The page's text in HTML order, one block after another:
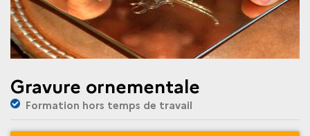
Gravure ornementale
Formation hors temps de travail